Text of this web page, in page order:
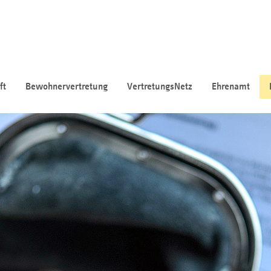
Bewohnervertretung VertretungsNetz Ehrenamt